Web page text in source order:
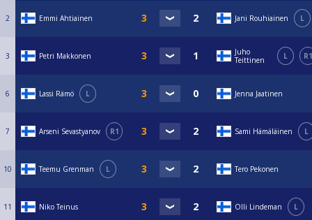
2 Emmi Ahtiainen Jani Rouhiainen L
3 Petri Makkonen
Juho
Teittinen
L R1
6 Lassi Rämö L Jenna Jaatinen
7 Arseni Sevastyanov R1 Sami Hämäläinen L
10 Teemu Grenman L Tero Pekonen
11 Niko Teinus Olli Lindeman L